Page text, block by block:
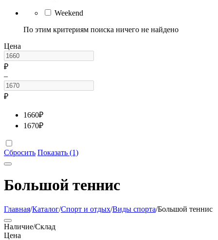
Weekend
По этим критериям поиска ничего не найдено
Цена
₽
–
₽
1660₽
1670₽
Сбросить Показать (1)
Большой теннис
Главная/Каталог/Спорт и отдых/Виды спорта/Большой теннис
Наличие/Склад
Цена